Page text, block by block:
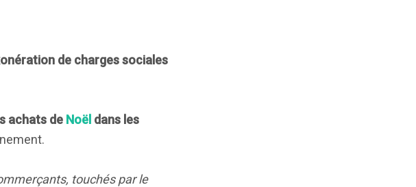
de charges sociales
achats de Noël dans les
touchés par le